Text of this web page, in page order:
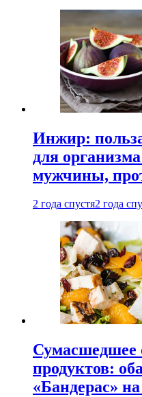
Инжир:
для
мужчины,
2 года спустя2 года
Сумасшедшее
продуктов:
«Бандерас»